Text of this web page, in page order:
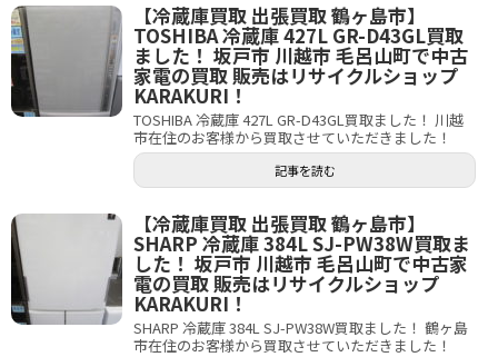
【冷蔵庫買取 出張買取 鶴ヶ島市】
TOSHIBA 冷蔵庫 427L GR-D43GL買取
ました！ 坂戸市 川越市 毛呂山町で中古
家電の買取 販売はリサイクルショップ
KARAKURI！
TOSHIBA 冷蔵庫 427L GR-D43GL買取ました！ 川越
市在住のお客様から買取させていただきました！
記事を読む
【冷蔵庫買取 出張買取 鶴ヶ島市】
SHARP 冷蔵庫 384L SJ-PW38W買取ま
した！ 坂戸市 川越市 毛呂山町で中古家
電の買取 販売はリサイクルショップ
KARAKURI！
SHARP 冷蔵庫 384L SJ-PW38W買取ました！ 鶴ヶ島
市在住のお客様から買取させていただきました！